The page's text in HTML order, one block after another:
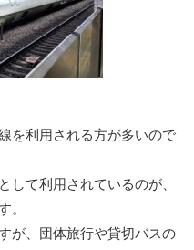
を利用される方が多いので
して利用されているのが、
。
が、団体旅行や貸切バスの